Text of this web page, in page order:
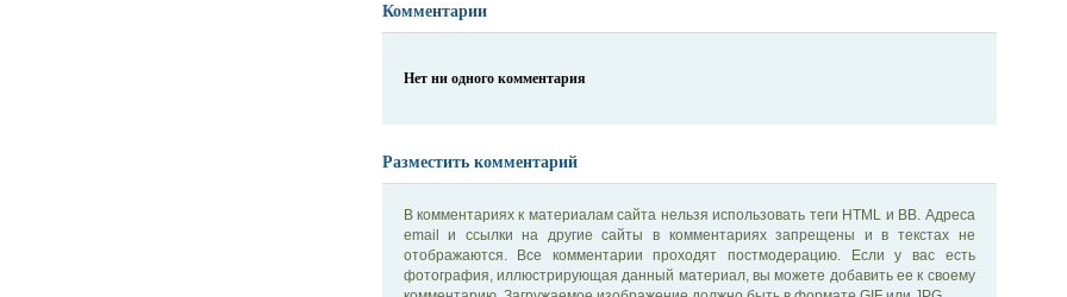
Комментарии
Нет ни одного комментария
Разместить комментарий
В комментариях к материалам сайта нельзя использовать теги HTML и BB. Адреса
email и ссылки на другие сайты в комментариях запрещены и в текстах не
отображаются. Все комментарии проходят постмодерацию. Если у вас есть
фотография, иллюстрирующая данный материал, вы можете добавить ее к своему